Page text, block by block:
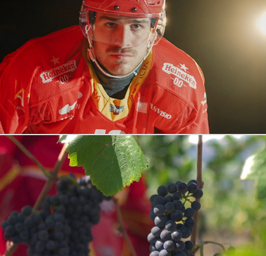
HC Sierre - Animation vidéotron
2025
Provins
2025